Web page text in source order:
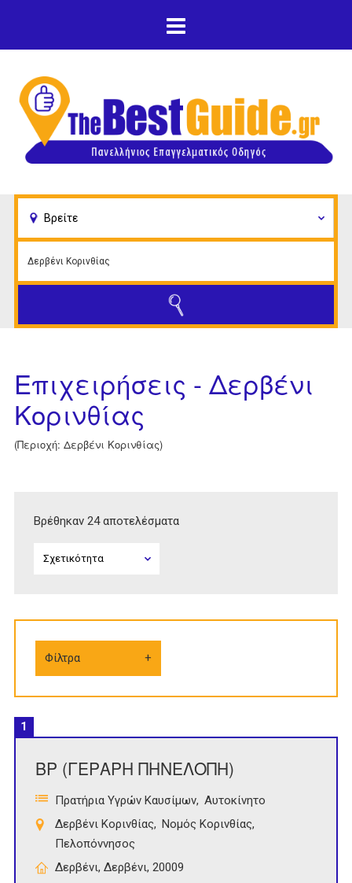
κυρίως περιεχόμενο
Επιχειρήσεις - Δερβένι
Κορινθίας
(Περιοχή: Δερβένι Κορινθίας)
Βρέθηκαν 24 αποτελέσματα
Φίλτρα
1
ΒΡ (ΓΕΡΑΡΗ ΠΗΝΕΛΟΠΗ)
Πρατήρια Υγρών Καυσίμων Αυτοκίνητο
Δερβένι Κορινθίας
Νομός Κορινθίας
Πελοπόννησος
Δερβένι, Δερβένι, 20009